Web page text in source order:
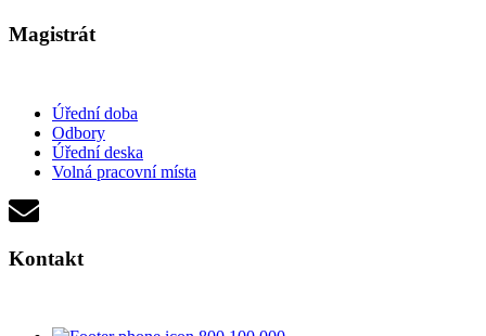
Magistrát
Úřední doba
Odbory
Úřední deska
Volná pracovní místa
Kontakt